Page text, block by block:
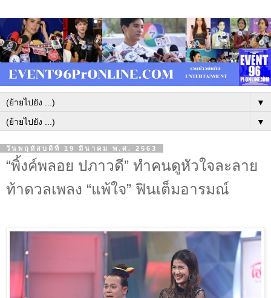
▼
▼
วันพฤหัสบดีที่ 19 มีนาคม พ.ศ. 2563
“พิ้งค์พลอย ปภาวดี” ทำคนดูหัวใจละลาย
ท้าดวลเพลง “แพ้ใจ” ฟินเต็มอารมณ์